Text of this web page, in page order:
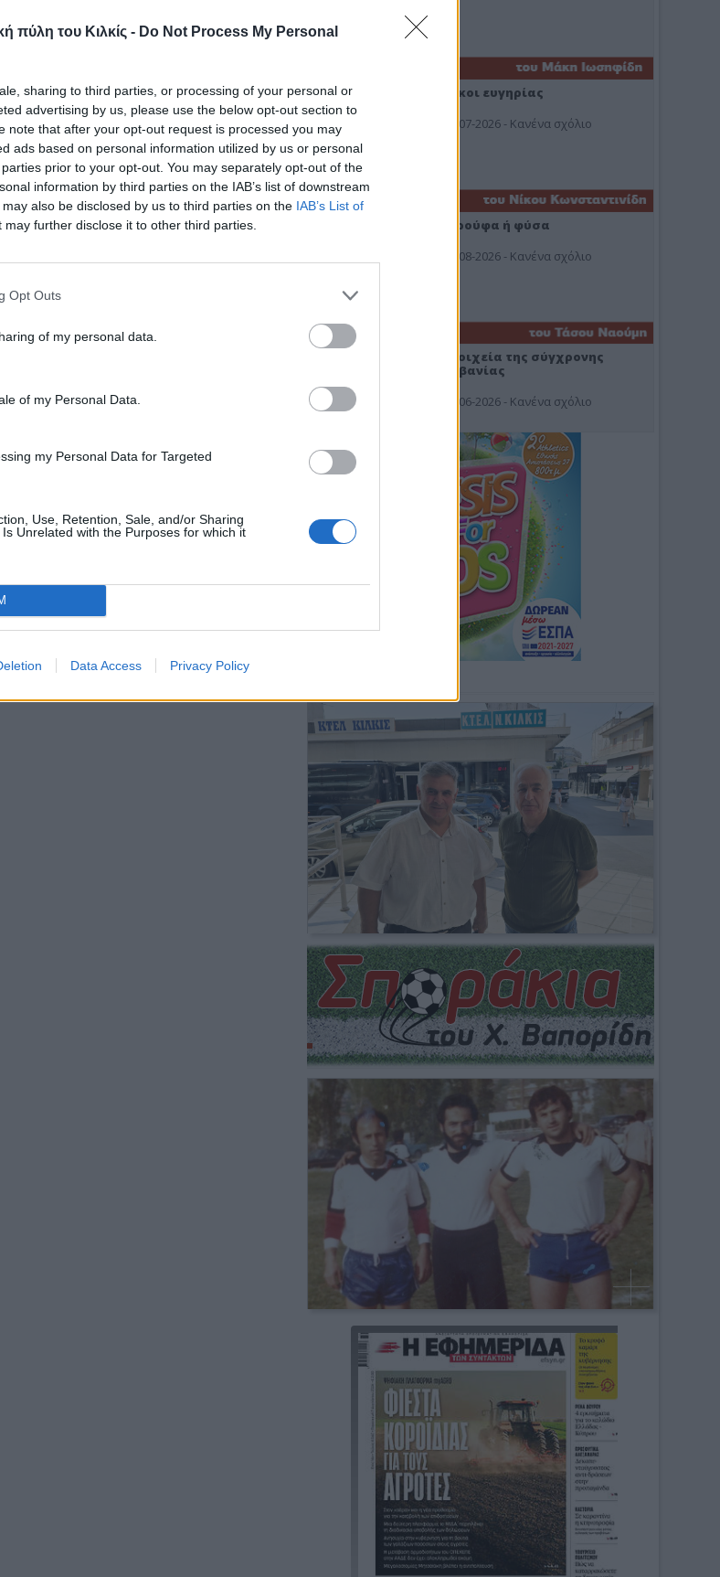
πύλη του Κιλκίς - Do Not Process My Personal
sharing to third parties, or processing of your personal or
advertising by us, please use the below opt-out section to
note that after your opt-out request is processed you may
ads based on personal information utilized by us or personal
prior to your opt-out. You may separately opt-out of the
information by third parties on the IAB’s list of downstream
also be disclosed by us to third parties on the IAB’s List of
may further disclose it to other third parties.
Opt Outs
of my personal data.
of my Personal Data.
my Personal Data for Targeted
Use, Retention, Sale, and/or Sharing
Unrelated with the Purposes for which it
Data Access Privacy Policy
Κιλκίς
μια ακόμη
Ο δημοτικός σύμβουλος
Αναστάσιος
Καζαντζίδης στις
εκδηλώσεις της
Γενοκτονία των Ελλήνων
Οίκοι ευγηρίας
24-07-2026 - Κανένα σχόλιο
Ή ρούφα ή φύσα
03-08-2026 - Κανένα σχόλιο
Στοιχεία της σύγχρονης
Αλβανίας
19-06-2026 - Κανένα σχόλιο